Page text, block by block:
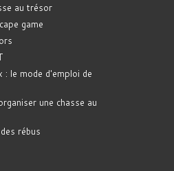
au trésor
game
: le mode d'emploi de
une chasse au
rébus